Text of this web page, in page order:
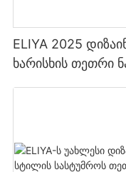
ELIYA 2025
ხარისხის თეთრი